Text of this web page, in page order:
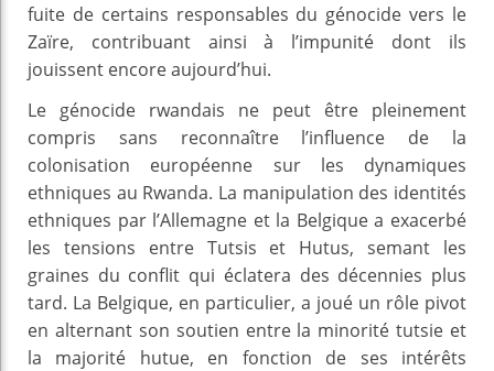
fuite de certains responsables du génocide vers le
Zaïre, contribuant ainsi à l’impunité dont ils
jouissent encore aujourd’hui.
Le génocide rwandais ne peut être pleinement
compris sans reconnaître l’influence de la
colonisation européenne sur les dynamiques
ethniques au Rwanda. La manipulation des identités
ethniques par l’Allemagne et la Belgique a exacerbé
les tensions entre Tutsis et Hutus, semant les
graines du conflit qui éclatera des décennies plus
tard. La Belgique, en particulier, a joué un rôle pivot
en alternant son soutien entre la minorité tutsie et
la majorité hutue, en fonction de ses intérêts